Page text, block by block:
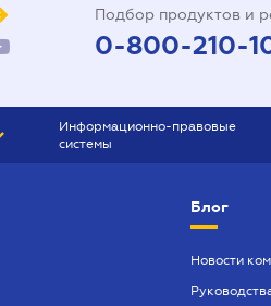
Подбор продуктов и
0-800-210-
Информационно-правовые
системы
БУХГАЛТЕР ПРОФ
Блог
Новости